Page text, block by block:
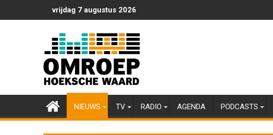
naar
vrijdag 7 augustus 2026
NIEUWS TV RADIO AGENDA PODCASTS